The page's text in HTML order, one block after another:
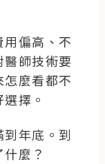
偏高、不
師技術要
麼看都不
擇。
年底。到
麼？